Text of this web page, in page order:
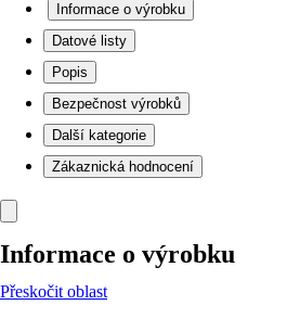
Informace o výrobku
Datové listy
Popis
Bezpečnost výrobků
Další kategorie
Zákaznická hodnocení
Informace o výrobku
Přeskočit oblast